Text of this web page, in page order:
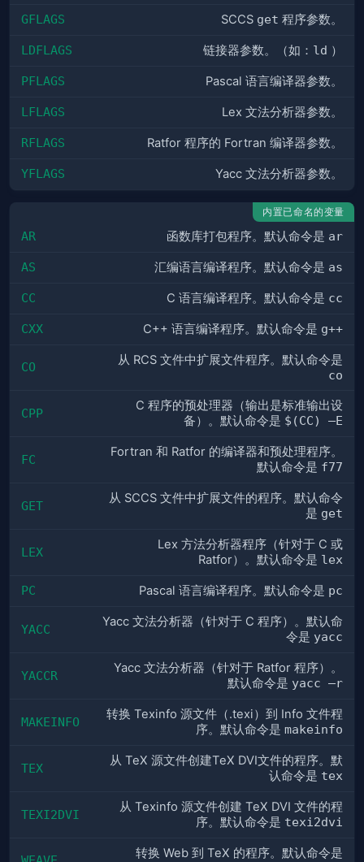
GFLAGS SCCS get 程序参数。
LDFLAGS 链接器参数。（如： ld ）
PFLAGS Pascal 语言编译器参数。
LFLAGS Lex 文法分析器参数。
RFLAGS Ratfor 程序的 Fortran 编译器参数。
YFLAGS Yacc 文法分析器参数。
内置已命名的变量
AR 函数库打包程序。默认命令是 ar
AS 汇编语言编译程序。默认命令是 as
CC C 语言编译程序。默认命令是 cc
CXX C++ 语言编译程序。默认命令是 g++
CO 从 RCS 文件中扩展文件程序。默认命令是
co
CPP
C 程序的预处理器（输出是标准输出设
备）。默认命令是 $(CC) –E
FC
Fortran 和 Ratfor 的编译器和预处理程序。
默认命令是 f77
GET
从 SCCS 文件中扩展文件的程序。默认命令
是 get
LEX
Lex 方法分析器程序（针对于 C 或
Ratfor）。默认命令是 lex
PC Pascal 语言编译程序。默认命令是 pc
YACC
Yacc 文法分析器（针对于 C 程序）。默认命
令是 yacc
YACCR
Yacc 文法分析器（针对于 Ratfor 程序）。
默认命令是 yacc –r
MAKEINFO
转换 Texinfo 源文件（.texi）到 Info 文件程
序。默认命令是 makeinfo
TEX
从 TeX 源文件创建TeX DVI文件的程序。默
认命令是 tex
TEXI2DVI
从 Texinfo 源文件创建 TeX DVI 文件的程
序。默认命令是 texi2dvi
转换 Web 到 TeX 的程序。默认命令是